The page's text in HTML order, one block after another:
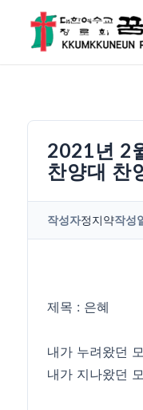
2021년 2
찬양대 찬
작성자정지약작성
제목 : 은혜
내가 누려왔던
내가 지나왔던